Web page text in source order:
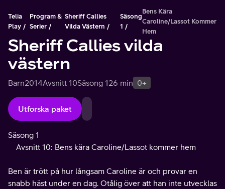
Telia
Play
Program &
Serier
Sheriff Callies
Vilda Västern
Säsong
1
Bens Kära
Caroline/Lassot Kommer
Hem
Sheriff Callies vilda
västern
Barn2014Avsnitt 10Säsong 126 min 0+
Utforska paket
Säsong 1
Avsnitt 10: Bens kära Caroline/Lassot kommer hem
Ben är trött på hur långsam Caroline är och provar en
snabb häst under en dag. Otålig över att han inte utvecklas